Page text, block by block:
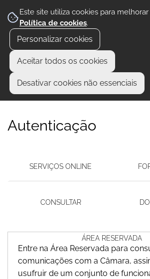
Este site utiliza cookies para
Política de cookies.
Personalizar cookies
Aceitar todos os cookies
Desativar cookies não essenciais
Autenticação
SERVIÇOS ONLINE
CONSULTAR
ÁREA RESERVADA
Entre na Área Reservada para
comunicações com a Câmara,
usufruir de um conjunto de